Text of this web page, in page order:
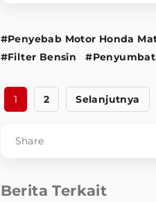
#Penyebab Motor Honda
#Filter Bensin
1 2 Selanjutnya
Share
Berita Terkait